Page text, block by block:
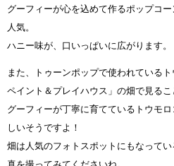
グーフィーが心を込めて作るポップコ
人気。
ハニー味が、口いっぱいに広がります。
また、トゥーンポップで使われている
ペイント＆プレイハウス」の畑で見るこ
グーフィーが丁寧に育てているトウモ
しいそうですよ！
畑は人気のフォトスポットにもなって